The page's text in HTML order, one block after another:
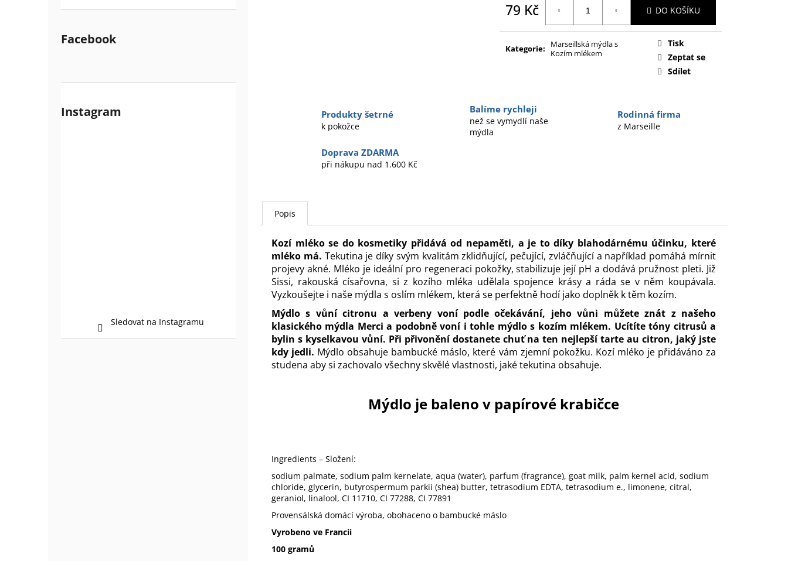
Facebook
Instagram
Sledovat na Instagramu
79 Kč
cena:
DO KOŠÍKU
Kategorie:
Marseillská mýdla s
Kozím mlékem
Tisk
Zeptat se
Sdílet
Produkty šetrné
k pokožce
Balíme rychleji
než se vymydlí naše
mýdla
Rodinná firma
z Marseille
Doprava ZDARMA
při nákupu nad 1.600 Kč
Popis
Kozí mléko se do kosmetiky přidává od nepaměti, a je to díky blahodárnému účinku, které
mléko má. Tekutina je díky svým kvalitám zklidňující, pečující, zvláčňující a například pomáhá mírnit
projevy akné. Mléko je ideální pro regeneraci pokožky, stabilizuje její pH a dodává pružnost pleti. Již
Sissi, rakouská císařovna, si z kozího mléka udělala spojence krásy a ráda se v něm koupávala.
Vyzkoušejte i naše mýdla s oslím mlékem, která se perfektně hodí jako doplněk k těm kozím.
Mýdlo s vůní citronu a verbeny voní podle očekávání, jeho vůni můžete znát z našeho
klasického mýdla Merci a podobně voní i tohle mýdlo s kozím mlékem. Ucítíte tóny citrusů a
bylin s kyselkavou vůní. Při přivonění dostanete chuť na ten nejlepší tarte au citron, jaký jste
kdy jedli. Mýdlo obsahuje bambucké máslo, které vám zjemní pokožku. Kozí mléko je přidáváno za
studena aby si zachovalo všechny skvělé vlastnosti, jaké tekutina obsahuje.
Mýdlo je baleno v papírové krabičce
Ingredients – Složení:
sodium palmate, sodium palm kernelate, aqua (water), parfum (fragrance), goat milk, palm kernel acid, sodium
chloride, glycerin, butyrospermum parkii (shea) butter, tetrasodium EDTA, tetrasodium e., limonene, citral,
geraniol, linalool, CI 11710, CI 77288, CI 77891
Provensálská domácí výroba, obohaceno o bambucké máslo
Vyrobeno ve Francii
100 gramů